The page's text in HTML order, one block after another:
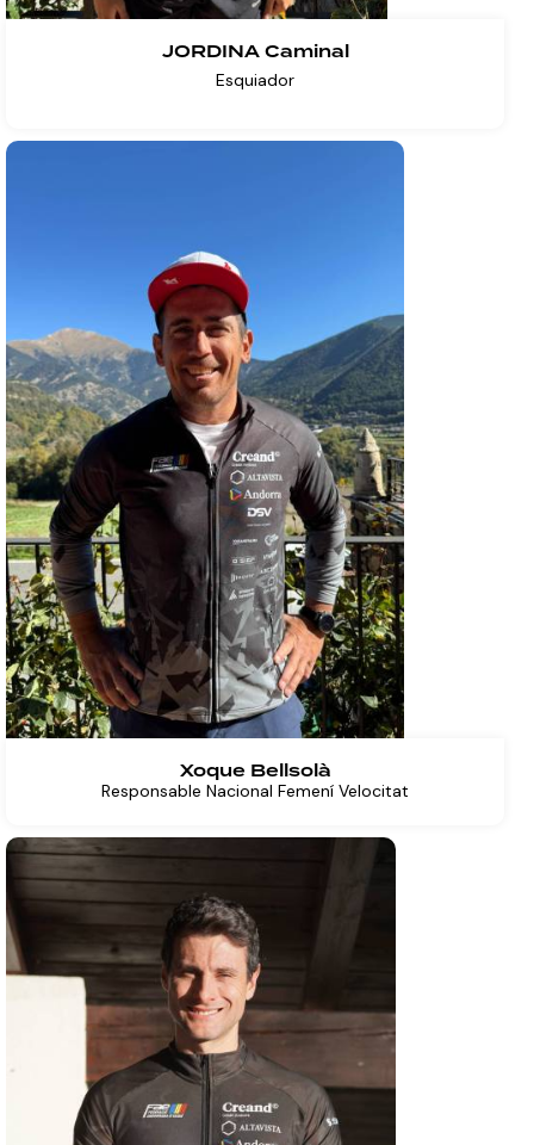
JORDINA Caminal
Esquiador
Xoque Bellsolà
Responsable Nacional Femení Velocitat